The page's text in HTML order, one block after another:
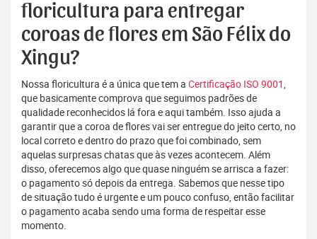
floricultura para entregar
coroas de flores em São Félix do
Xingu?
Nossa floricultura é a única que tem a Certificação ISO 9001,
que basicamente comprova que seguimos padrões de
qualidade reconhecidos lá fora e aqui também. Isso ajuda a
garantir que a coroa de flores vai ser entregue do jeito certo, no
local correto e dentro do prazo que foi combinado, sem
aquelas surpresas chatas que às vezes acontecem. Além
disso, oferecemos algo que quase ninguém se arrisca a fazer:
o pagamento só depois da entrega. Sabemos que nesse tipo
de situação tudo é urgente e um pouco confuso, então facilitar
o pagamento acaba sendo uma forma de respeitar esse
momento.